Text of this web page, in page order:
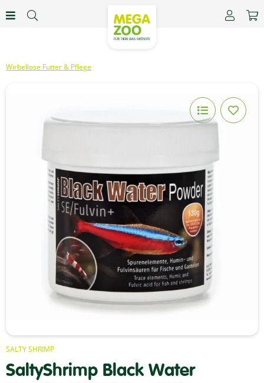
Wirbellose Futter & Pflege
SALTY SHRIMP
SaltyShrimp Black Water